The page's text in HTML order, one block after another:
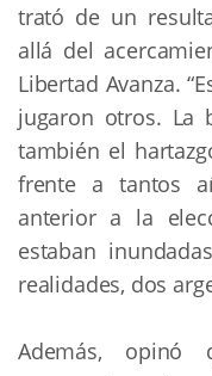
trató de un
allá del
Libertad Avanza.
jugaron otros. La
también el
frente a tantos
anterior a la
estaban
realidades, dos
Además,